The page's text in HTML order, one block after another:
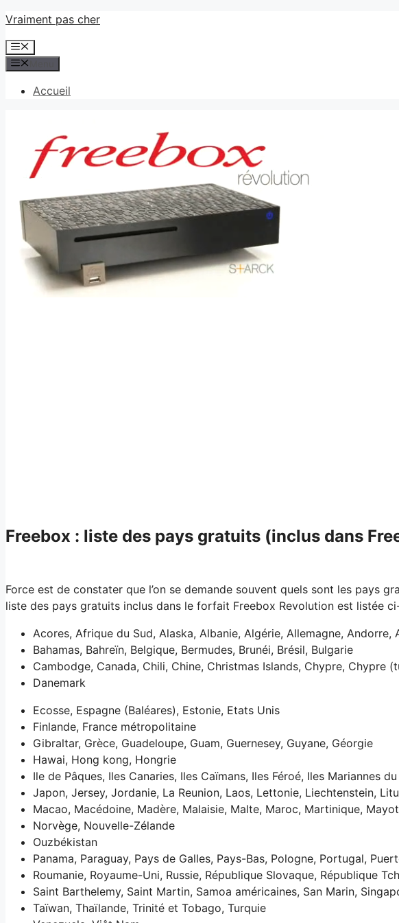
Aller
contenu
Vraiment pas cher
Menu
Accueil
Freebox : liste des pays gratuits (inclus dans
Force est de constater que l’on se demande souvent quels sont les pays
liste des pays gratuits inclus dans le forfait Freebox Revolution est listée
Acores, Afrique du Sud, Alaska, Albanie, Algérie, Allemagne,
Bahamas, Bahreïn, Belgique, Bermudes, Brunéi, Brésil, Bulgarie
Cambodge, Canada, Chili, Chine, Christmas Islands, Chypre,
Danemark
Ecosse, Espagne (Baléares), Estonie, Etats Unis
Finlande, France métropolitaine
Gibraltar, Grèce, Guadeloupe, Guam, Guernesey, Guyane, Géorgie
Hawai, Hong kong, Hongrie
Ile de Pâques, Iles Canaries, Iles Caïmans, Iles Féroé, Iles Mariannes
Japon, Jersey, Jordanie, La Reunion, Laos, Lettonie, Liechtenstein,
Macao, Macédoine, Madère, Malaisie, Malte, Maroc, Martinique,
Norvège, Nouvelle-Zélande
Ouzbékistan
Panama, Paraguay, Pays de Galles, Pays-Bas, Pologne, Portugal,
Roumanie, Royaume-Uni, Russie, République Slovaque, République
Saint Barthelemy, Saint Martin, Samoa américaines, San Marin,
Taïwan, Thaïlande, Trinité et Tobago, Turquie